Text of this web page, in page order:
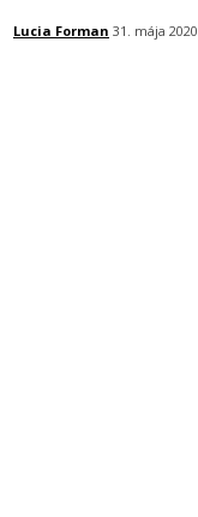
Lucia Forman 31. mája 2020